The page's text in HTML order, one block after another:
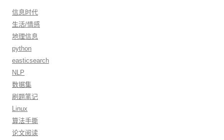
信息时代
生活/情感
地理信息
python
easticsearch
NLP
数据集
刷题笔记
Linux
算法手撕
论文阅读